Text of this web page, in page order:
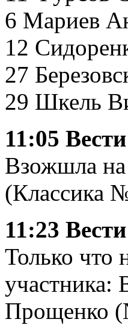
6 Мариев
12
27
29 Шкель
11:05
Взожшла
(Классика
11:23
Только что
Прощенко